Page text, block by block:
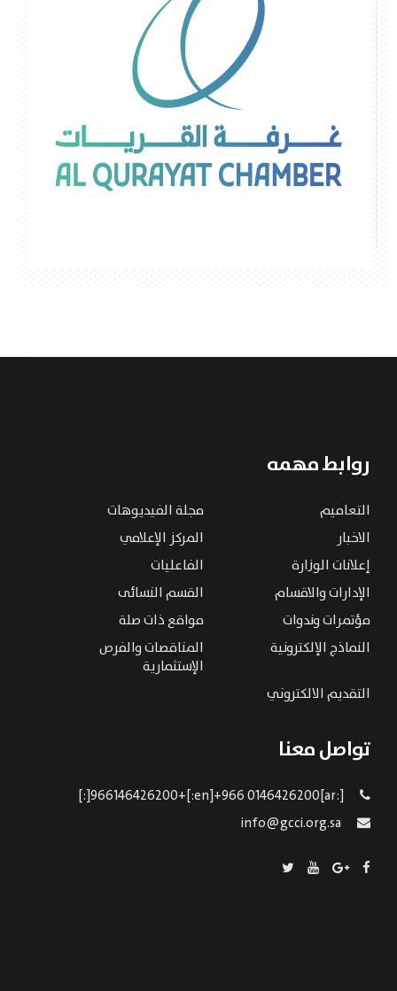
روابط مهمه
التعاميم
مجلة الفيديوهات
الاخبار
المركز الإعلامي
إعلانات الوزارة
الفاعليات
الإدارات والاقسام
القسم النسائى
مؤتمرات وندوات
مواقع ذات صلة
النماذج الإلكترونية
المناقصات والفرص
الإستثمارية
التقديم الالكتروني
تواصل معنا
[:ar]966146426200+[:en]+966 0146426200[:]